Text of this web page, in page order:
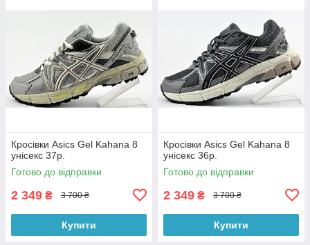
Кросівки Asics Gel Kahana 8
унісекс 37р.
Готово до відправки
2 349 ₴ 3 700 ₴
Купити
Кросівки Asics Gel Kahana 8
унісекс 36р.
Готово до відправки
2 349 ₴ 3 700 ₴
Купити